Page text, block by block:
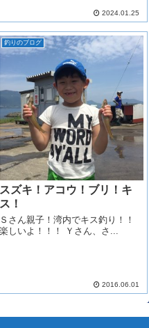
2024.01.25
釣りのブログ
スズキ！アコウ！ブリ！キ
ス！
Ｓさん親子！湾内でキス釣り！！
楽しいよ！！！ Ｙさん、さ...
2016.06.01